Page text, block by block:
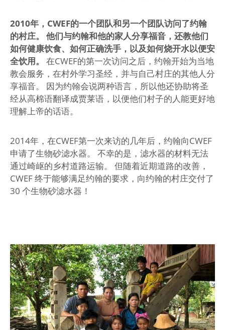
2010年，CWEF的一个团队和另一个团队访问了约翰
的村庄。 他们与约翰和他的家人分享福音，还教他们
如何健康饮食、如何正确洗手，以及如何烧开水以便安
全饮用。
在CWEF的第一次访问之后，约翰开始为当地
教会服务，在村外学习圣经，并与自己村庄的其他人分
享福音。 因为约翰会说两种语言，所以他还协助将圣
经从高棉语翻译成贾莱语，以便他们村子的人能更好地
理解上帝的话语。
2014年，在CWEF第一次来访的几年后，约翰向CWEF
申请了生物砂滤水器。 不幸的是，滤水器的材料无法
通过崎岖的乡村道路运输。 但随着近期道路的改善，
CWEF 终于能够满足约翰的要求，向约翰的村庄交付了
30 个生物砂滤水器！